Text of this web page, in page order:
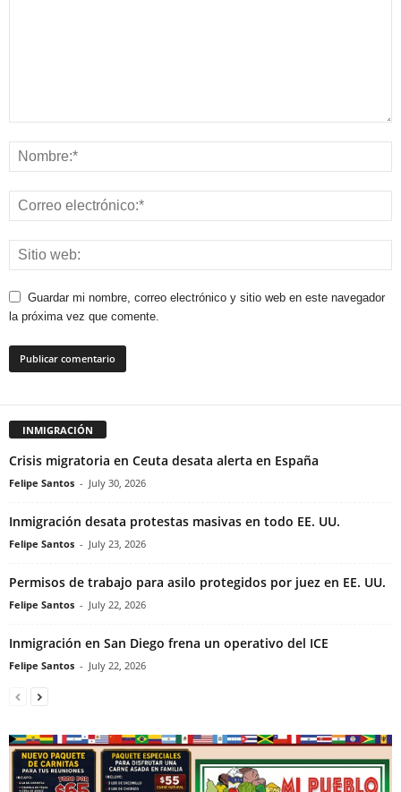
Guardar mi nombre, correo electrónico y sitio web en este navegador
la próxima vez que comente.
INMIGRACIÓN
Crisis migratoria en Ceuta desata alerta en España
Felipe Santos - July 30, 2026
Inmigración desata protestas masivas en todo EE. UU.
Felipe Santos - July 23, 2026
Permisos de trabajo para asilo protegidos por juez en EE. UU.
Felipe Santos - July 22, 2026
Inmigración en San Diego frena un operativo del ICE
Felipe Santos - July 22, 2026